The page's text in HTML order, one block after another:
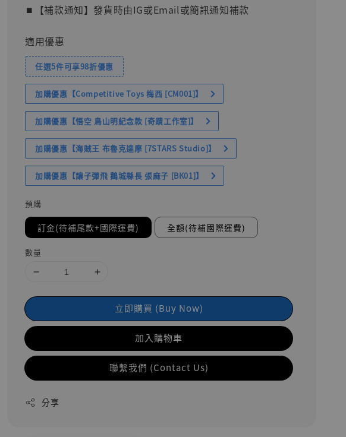
⏹︎【補款通知】發貨時由IG或Email或簡訊通知補款
適用優惠
任選5件可享98折優惠
加購優惠【Competitive Toys 梅西 [CM001]】
加購優惠【悟空 鳥山明紀念款 [奇蹟工作室]】
加購優惠【海賊王 布魯克達摩 [7STARS Studio]】
加購優惠【讓子彈飛 鵝城縣長 張麻子 [BK01]】
預購
訂金(待補尾款+國際運費) 全額(待補國際運費)
數量
立即購買 (Buy Now)
加入購物車
聯繫我們 (Contact Us)
分享